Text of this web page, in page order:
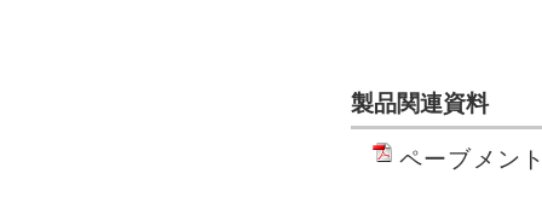
製品関連資料
ペーブメン